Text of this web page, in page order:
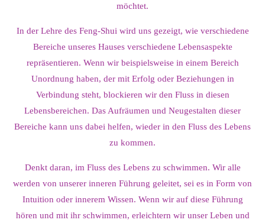
möchtet.
In der Lehre des Feng-Shui wird uns gezeigt, wie verschiedene
Bereiche unseres Hauses verschiedene Lebensaspekte
repräsentieren. Wenn wir beispielsweise in einem Bereich
Unordnung haben, der mit Erfolg oder Beziehungen in
Verbindung steht, blockieren wir den Fluss in diesen
Lebensbereichen. Das Aufräumen und Neugestalten dieser
Bereiche kann uns dabei helfen, wieder in den Fluss des Lebens
zu kommen.
Denkt daran, im Fluss des Lebens zu schwimmen. Wir alle
werden von unserer inneren Führung geleitet, sei es in Form von
Intuition oder innerem Wissen. Wenn wir auf diese Führung
hören und mit ihr schwimmen, erleichtern wir unser Leben und